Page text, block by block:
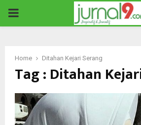
PRIMARY
Home Ditahan Kejari Serang
Tag : Ditahan